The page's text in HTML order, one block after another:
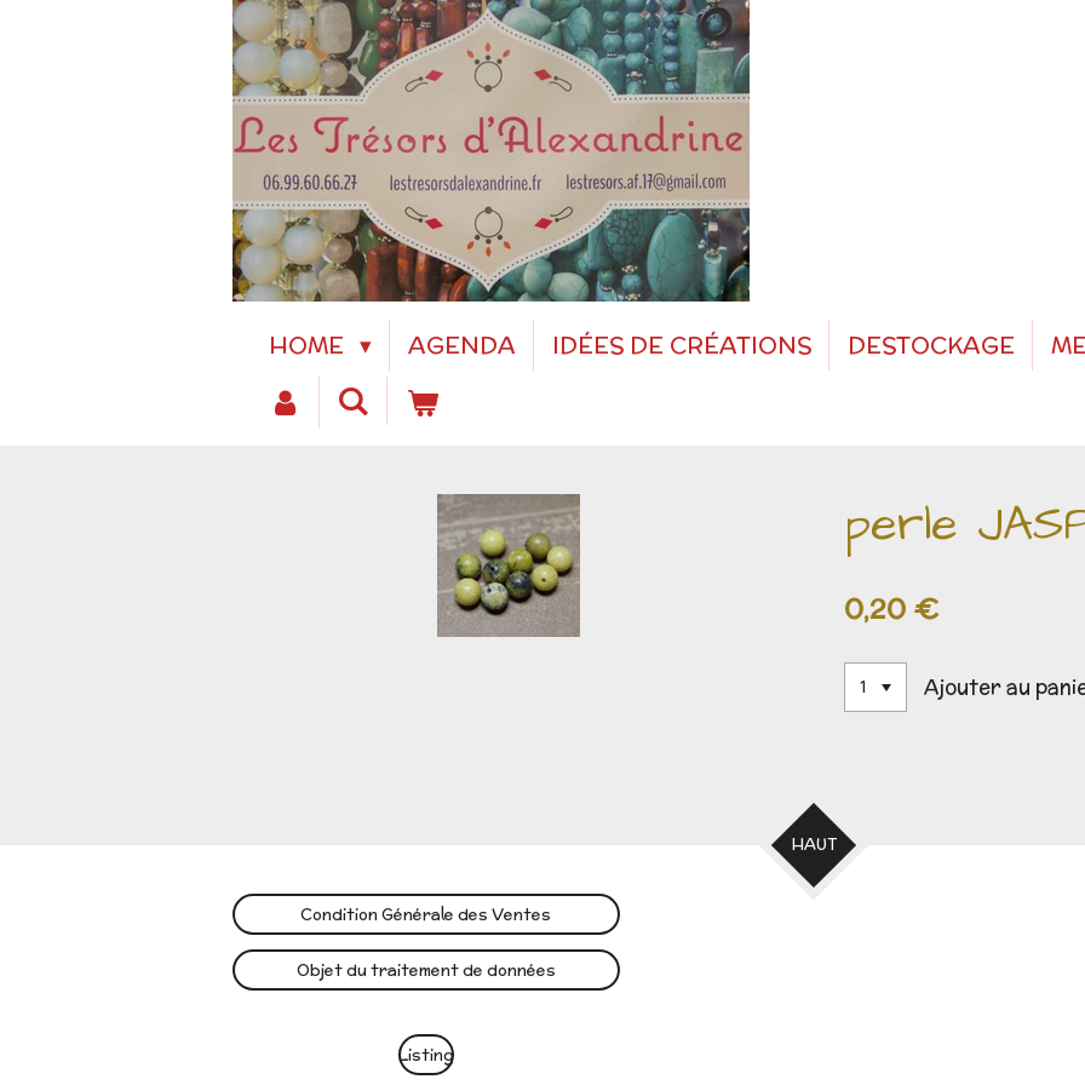
HOME AGENDA IDÉES DE CRÉATIONS DESTOCKAGE
perle
0,20 €
Ajouter au
HAUT
Condition Générale des Ventes
Objet du traitement de données
Listing